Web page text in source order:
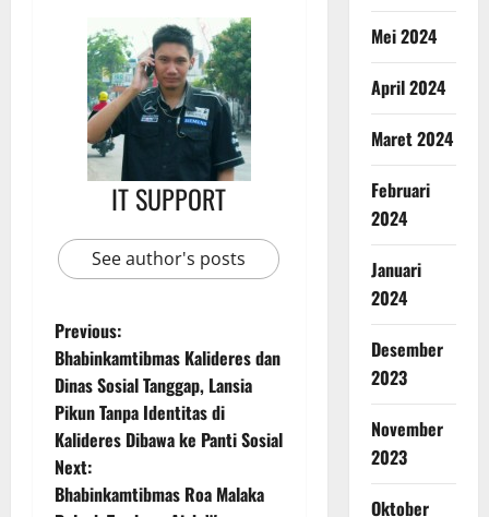
IT SUPPORT
See author's posts
Previous:
Bhabinkamtibmas Kalideres dan
Dinas Sosial Tanggap, Lansia
Pikun Tanpa Identitas di
Kalideres Dibawa ke Panti Sosial
Next:
Bhabinkamtibmas Roa Malaka
Mei 2024
April 2024
Maret 2024
Februari
2024
Januari
2024
Desember
2023
November
2023
Oktober